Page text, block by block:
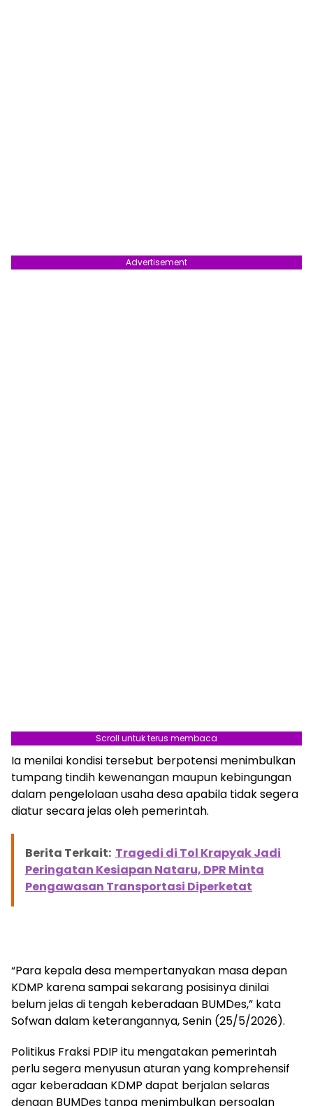
Advertisement
Scroll untuk terus membaca
Ia menilai kondisi tersebut berpotensi menimbulkan
tumpang tindih kewenangan maupun kebingungan
dalam pengelolaan usaha desa apabila tidak segera
diatur secara jelas oleh pemerintah.
Berita Terkait: Tragedi di Tol Krapyak Jadi
Peringatan Kesiapan Nataru, DPR Minta
Pengawasan Transportasi Diperketat
“Para kepala desa mempertanyakan masa depan
KDMP karena sampai sekarang posisinya dinilai
belum jelas di tengah keberadaan BUMDes,” kata
Sofwan dalam keterangannya, Senin (25/5/2026).
Politikus Fraksi PDIP itu mengatakan pemerintah
perlu segera menyusun aturan yang komprehensif
agar keberadaan KDMP dapat berjalan selaras
dengan BUMDes tanpa menimbulkan persoalan